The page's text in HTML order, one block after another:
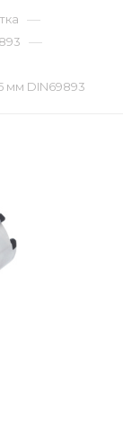
—
—
мм DIN69893